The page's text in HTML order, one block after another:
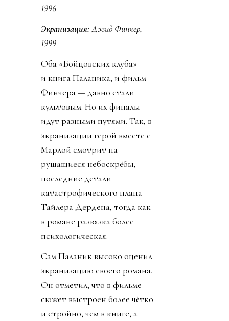
1996
Экранизация:Дэвид Финчер,
1999
Оба «Бойцовских клуба» —
и книга Паланика, и фильм
Финчера — давно стали
культовым. Но их финалы
идут разными путями. Так, в
экранизации герой вместе с
Марлой смотрит на
рушащиеся небоскрёбы,
последние детали
катастрофического плана
Тайлера Дердена, тогда как
в романе развязка более
психологическая.
Сам Паланик высоко оценил
экранизацию своего романа.
Он отметил, что в фильме
сюжет выстроен более чётко
и стройно, чем в книге, а